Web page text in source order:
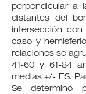
perpendicular a
distantes del
intersección
caso y
relaciones se
41-60 y 61-84
medias +/- ES.
Se determinó